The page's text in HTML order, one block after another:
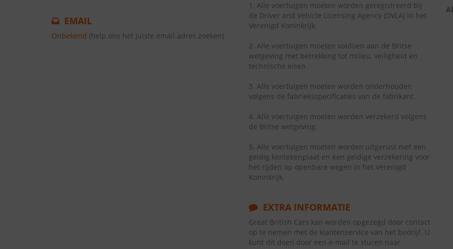
EMAIL
Onbekend (help ons het juiste email adres zoeken)
1. Alle voertuigen moeten worden geregistreerd bij
de Driver and Vehicle Licensing Agency (DVLA) in het
Verenigd Koninkrijk.
2. Alle voertuigen moeten voldoen aan de Britse
wetgeving met betrekking tot milieu, veiligheid en
technische eisen.
3. Alle voertuigen moeten worden onderhouden
volgens de fabrieksspecificaties van de fabrikant.
4. Alle voertuigen moeten worden verzekerd volgens
de Britse wetgeving.
5. Alle voertuigen moeten worden uitgerust met een
geldig kentekenplaat en een geldige verzekering voor
het rijden op openbare wegen in het Verenigd
Koninkrijk.
EXTRA INFORMATIE
Great British Cars kan worden opgezegd door contact
op te nemen met de klantenservice van het bedrijf. U
kunt dit doen door een e-mail te sturen naar